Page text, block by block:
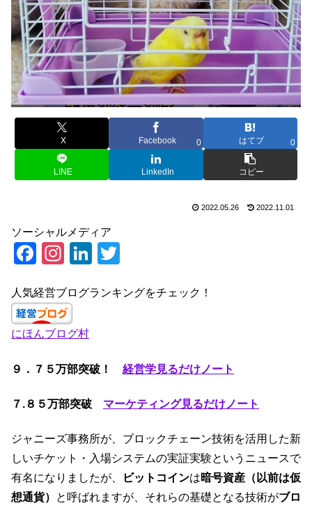
X Facebook 0 はてブ 0
LINE LinkedIn コピー
2022.05.26 2022.11.01
ソーシャルメディア
F
c
e
b
o
k
In
a
gr
a
m
Li
k
n
tt
人気経営ブログランキングをチェック！
にほんブログ村
９．７５万部突破！ 経営学見るだけノート
７.８５万部突破 マーケティング見るだけノート
ジャニーズ事務所が、ブロックチェーン技術を活用した新
しいチケット・入場システムの実証実験というニュースで
有名になりましたが、
ビットコインは暗号資産（以前は仮
想通貨）
と呼ばれますが、それらの基礎となる技術がブロ